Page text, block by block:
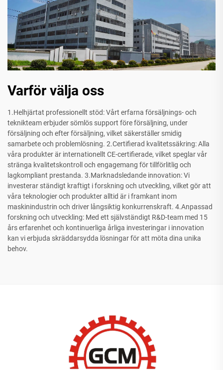
Varför välja oss
1.Helhjärtat professionellt stöd: Vårt erfarna försäljnings- och
teknikteam erbjuder sömlös support före försäljning, under
försäljning och efter försäljning, vilket säkerställer smidig
samarbete och problemlösning. 2.Certifierad kvalitetssäkring: Alla
våra produkter är internationellt CE-certifierade, vilket speglar vår
stränga kvalitetskontroll och engagemang för tillförlitlig och
lagkompliant prestanda. 3.Marknadsledande innovation: Vi
investerar ständigt kraftigt i forskning och utveckling, vilket gör att
våra teknologier och produkter alltid är i framkant inom
maskinindustrin och driver långsiktig konkurrenskraft. 4.Anpassad
forskning och utveckling: Med ett självständigt R&D-team med 15
års erfarenhet och kontinuerliga årliga investeringar i innovation
kan vi erbjuda skräddarsydda lösningar för att möta dina unika
behov.